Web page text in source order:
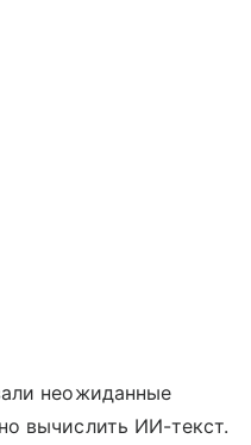
неожиданные
вычислить ИИ-текст.